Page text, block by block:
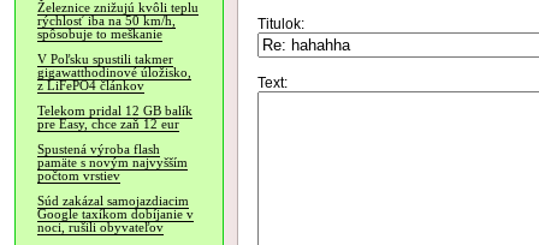
Železnice znižujú kvôli teplu
rýchlosť iba na 50 km/h,
spôsobuje to meškanie
V Poľsku spustili takmer
gigawatthodinové úložisko,
z LiFePO4 článkov
Telekom pridal 12 GB balík
pre Easy, chce zaň 12 eur
Spustená výroba flash
pamäte s novým najvyšším
počtom vrstiev
Súd zakázal samojazdiacim
Google taxíkom dobíjanie v
noci, rušili obyvateľov
Titulok:
Text: